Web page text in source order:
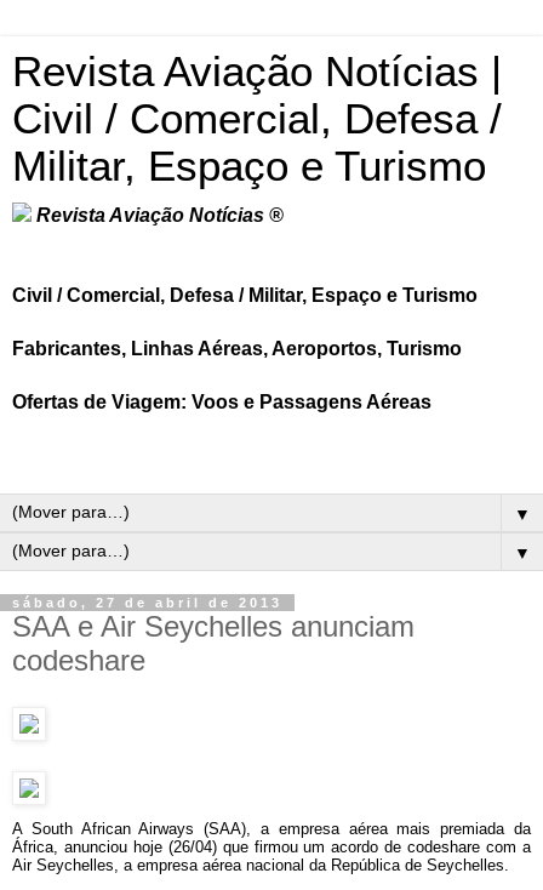
Revista Aviação Notícias |
Civil / Comercial, Defesa /
Militar, Espaço e Turismo
Revista Aviação Notícias ®
Civil / Comercial, Defesa / Militar, Espaço e Turismo
Fabricantes, Linhas Aéreas, Aeroportos, Turismo
Ofertas de Viagem: Voos e Passagens Aéreas
▼
▼
sábado, 27 de abril de 2013
SAA e Air Seychelles anunciam
codeshare
A South African Airways (SAA), a empresa aérea mais premiada da
África, anunciou hoje (26/04) que firmou um acordo de codeshare com a
Air Seychelles, a empresa aérea nacional da República de Seychelles.